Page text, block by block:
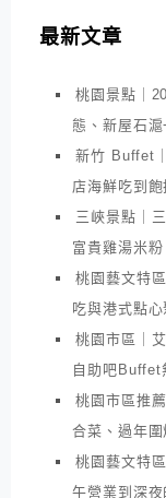
最新文章
桃園景點｜
態、新屋石
新竹 Buffet
店海鮮吃到飽
三峽景點｜
富貴雞湯米
桃園藝文特
吃與港式點
桃園市區｜
自助吧Buffet
桃園市區推
合菜、過年
桃園藝文特
午營業到深